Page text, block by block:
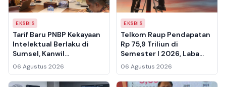
EKSBIS
Tarif Baru PNBP Kekayaan
Intelektual Berlaku di
Sumsel, Kanwil
Kemenkum Pastikan
Sosialisasi ke UMKM
Berjalan
06 Agustus 2026
EKSBIS
Telkom Raup Pendapatan
Rp 75,9 Triliun di
Semester I 2026, Laba
Bersih Tembus Rp 10,6
Triliun
06 Agustus 2026